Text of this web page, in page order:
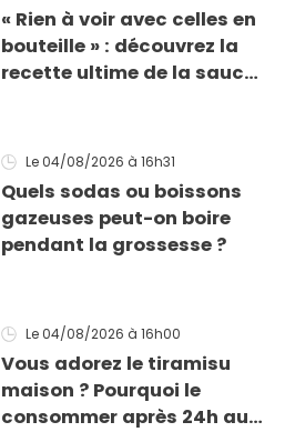
« Rien à voir avec celles en
bouteille » : découvrez la
recette ultime de la sauce
Le 04/08/2026 à 16h31
Quels sodas ou boissons
gazeuses peut-on boire
pendant la grossesse ?
Le 04/08/2026 à 16h00
Vous adorez le tiramisu
maison ? Pourquoi le
consommer après 24h au